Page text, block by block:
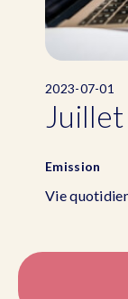
2023-07-01
Emission
Vie